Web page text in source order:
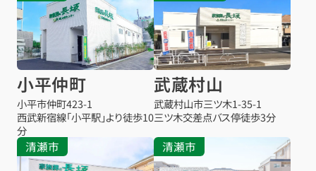
小平仲町
小平市仲町423-1
西武新宿線「小平駅」より徒歩10
分
武蔵村山
武蔵村山市三ツ木1-35-1
三ツ木交差点バス停徒歩3分
清瀬市 清瀬市